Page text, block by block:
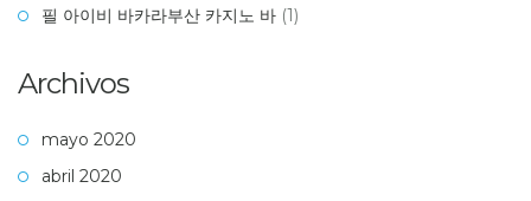
필 아이비 바카라부산 카지노 바 (1)
Archivos
mayo 2020
abril 2020